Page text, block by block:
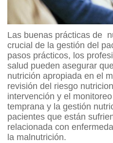
Las buenas prácticas de
crucial de la gestión del
pasos prácticos, los
salud pueden asegurar
nutrición apropiada en el
revisión del riesgo
intervención y el
temprana y la gestión
pacientes que están
relacionada con
la malnutrición.